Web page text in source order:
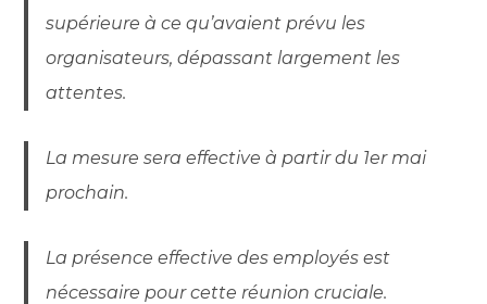
supérieure à ce qu’avaient prévu les
organisateurs, dépassant largement les
attentes.
La mesure sera effective à partir du 1er mai
prochain.
La présence effective des employés est
nécessaire pour cette réunion cruciale.